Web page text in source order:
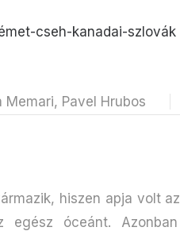
cseh-kanadai-szlovák
Memari, Pavel Hrubos
hiszen apja volt
egész óceánt.